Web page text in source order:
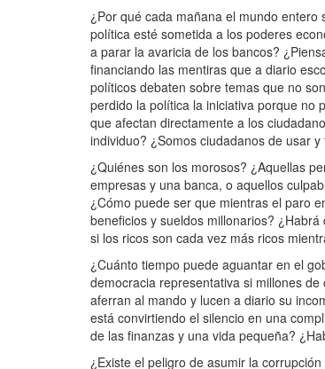
¿Por qué cada mañana el mundo
política esté sometida a los poderes
a parar la avaricia de los bancos?
financiando las mentiras que a diario
políticos debaten sobre temas que no
perdido la política la iniciativa porque no
que afectan directamente a los
individuo? ¿Somos ciudadanos de usar
¿Quiénes son los morosos? ¿Aquellas
empresas y una banca, o aquellos
¿Cómo puede ser que mientras el paro
beneficios y sueldos millonarios?
si los ricos son cada vez más ricos
¿Cuánto tiempo puede aguantar en el
democracia representativa si millones
aferran al mando y lucen a diario su
está convirtiendo el silencio en una
de las finanzas y una vida pequeña?
¿Existe el peligro de asumir la